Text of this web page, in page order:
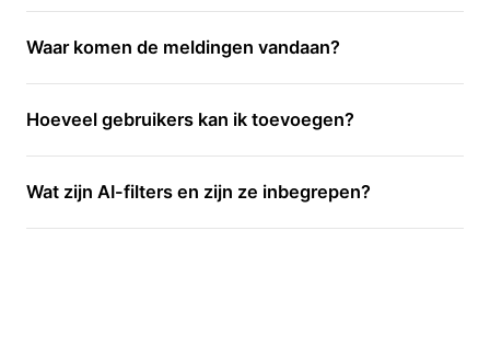
Waar komen de meldingen vandaan?
Hoeveel gebruikers kan ik toevoegen?
Wat zijn AI-filters en zijn ze inbegrepen?